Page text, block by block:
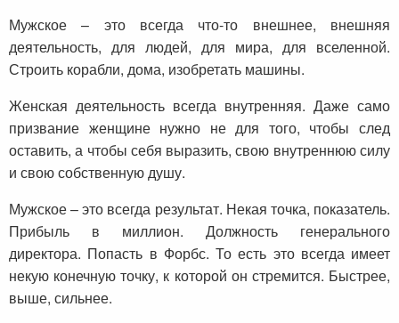
Мужское – это всегда что-то внешнее, внешняя
деятельность, для людей, для мира, для вселенной.
Строить корабли, дома, изобретать машины.
Женская деятельность всегда внутренняя. Даже само
призвание женщине нужно не для того, чтобы след
оставить, а чтобы себя выразить, свою внутреннюю силу
и свою собственную душу.
Мужское – это всегда результат. Некая точка, показатель.
Прибыль в миллион. Должность генерального
директора. Попасть в Форбс. То есть это всегда имеет
некую конечную точку, к которой он стремится. Быстрее,
выше, сильнее.